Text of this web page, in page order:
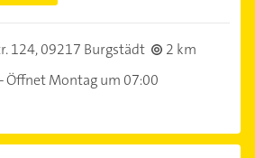
124,09217 Burgstädt
2 km
Öffnet Montag um 07:00